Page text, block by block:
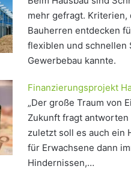
mehr gefragt.
Bauherren entdecken
flexiblen und schnellen
Gewerbebau kannte.
Finanzierungsprojekt
„Der große Traum von
Zukunft fragt
zuletzt soll es auch ein
für Erwachsene dann
Hindernissen,…